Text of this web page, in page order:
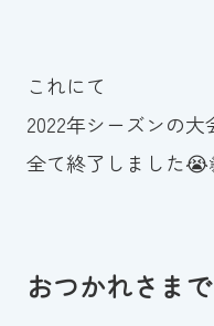
これにて
2022年シーズンの大
全て終了しました
おつかれさ